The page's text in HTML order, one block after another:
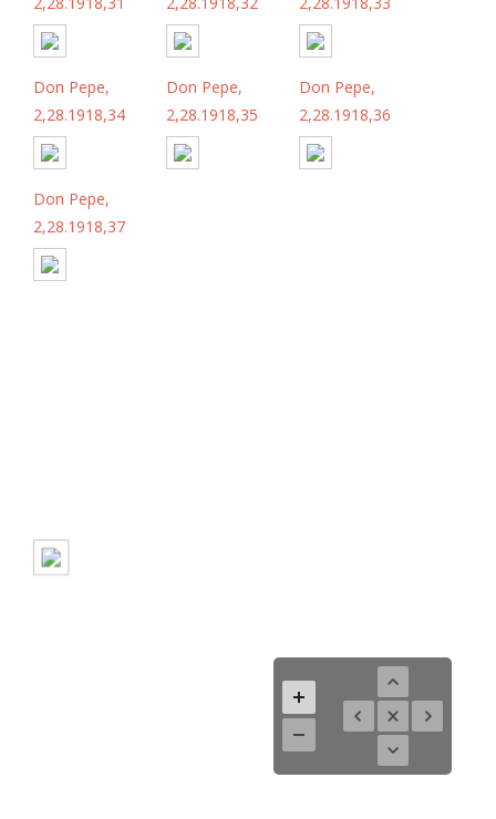
Don Pepe,
2,28.1918,34
Don Pepe,
2,28.1918,35
Don Pepe,
2,28.1918,36
Don Pepe,
2,28.1918,37